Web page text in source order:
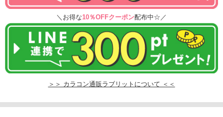
＼お得な10％OFFクーポン配布中☆／
＞＞ カラコン通販ラブリットについて ＜＜